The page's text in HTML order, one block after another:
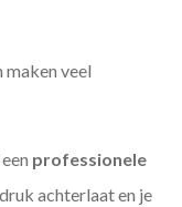
maken veel
professionele
achterlaat en je